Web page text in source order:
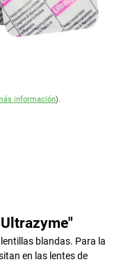
información).
blandas. Para la
en las lentes de